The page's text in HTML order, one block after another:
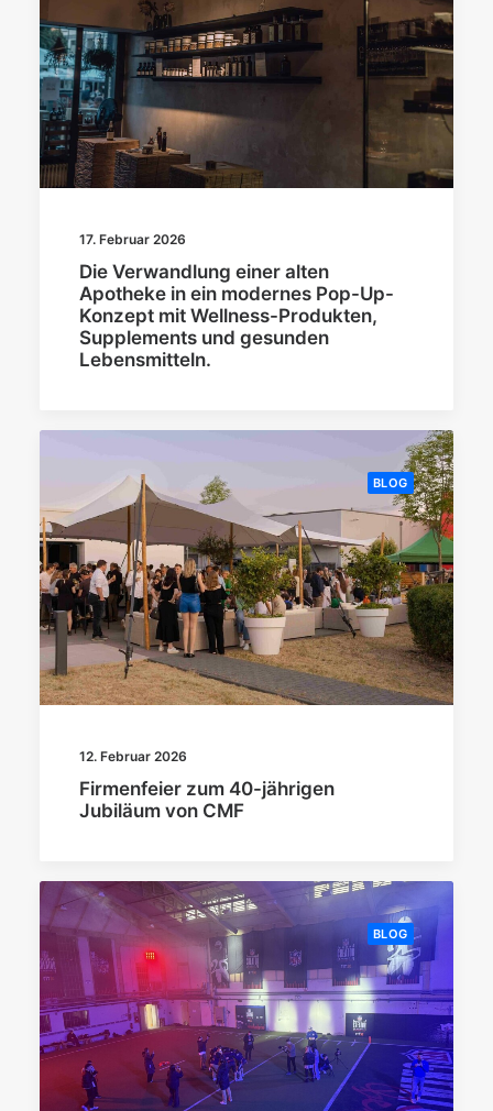
17. Februar 2026
Die Verwandlung einer alten
Apotheke in ein modernes Pop-Up-
Konzept mit Wellness-Produkten,
Supplements und gesunden
Lebensmitteln.
BLOG
12. Februar 2026
Firmenfeier zum 40-jährigen
Jubiläum von CMF
BLOG